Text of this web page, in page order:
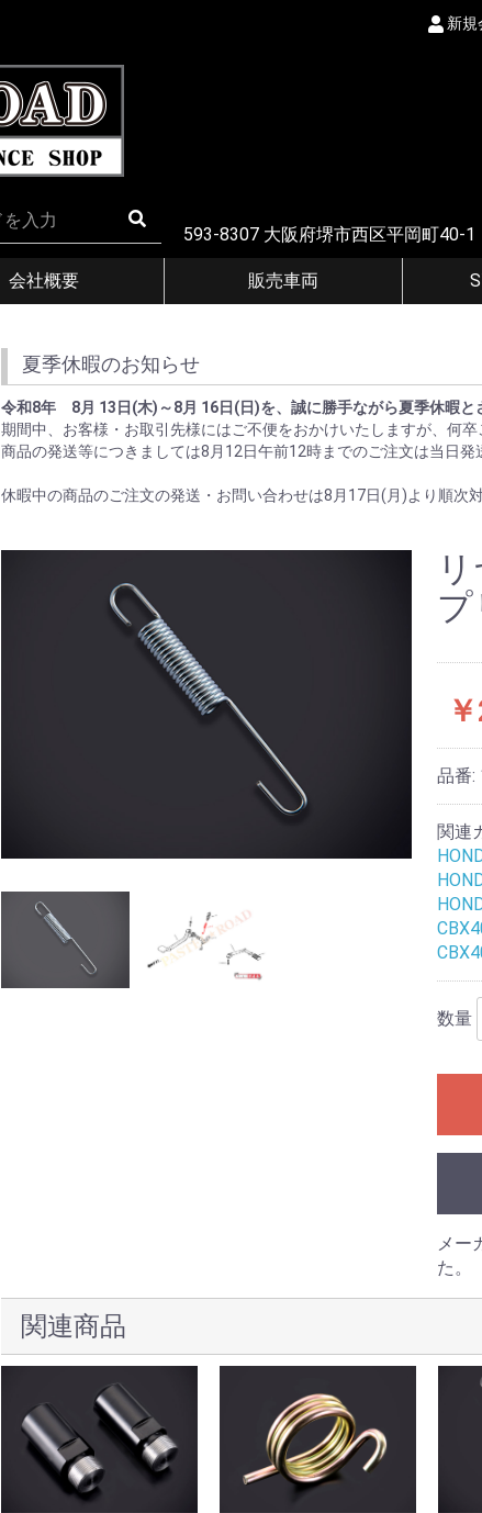
新規
593-8307 大阪府堺市西区平岡町40-
会社概要 販売車両
夏季休暇のお知らせ
令和8年 8月 13日(木)～8月 16日(日)を、誠に勝手ながら夏季休暇と
期間中、お客様・お取引先様にはご不便をおかけいたしますが、何
商品の発送等につきましては8月12日午前12時までのご注文は当日発
休暇中の商品のご注文の発送・お問い合わせは8月17日(月)より順次
品番:
関連
数量
メー
た。
関連商品